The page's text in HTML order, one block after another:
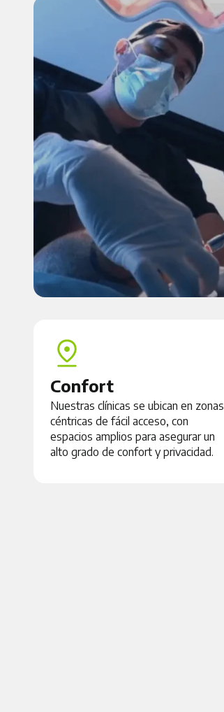
Confort
Nuestras clínicas se ubican en zonas
céntricas de fácil acceso, con
espacios amplios para asegurar un
alto grado de confort y privacidad.